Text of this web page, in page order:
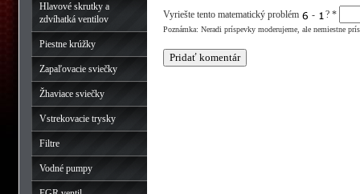
Hlavové skrutky a
zdvíhatká ventilov
Piestne krúžky
Zapaľovacie sviečky
Žhaviace sviečky
Vstrekovacie trysky
Filtre
Vodné pumpy
Vyriešte tento matematický problém - ? *
Poznámka: Neradi príspevky moderujeme, ale nemiestne